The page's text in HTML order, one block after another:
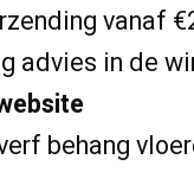
vanaf
advies in de
behang